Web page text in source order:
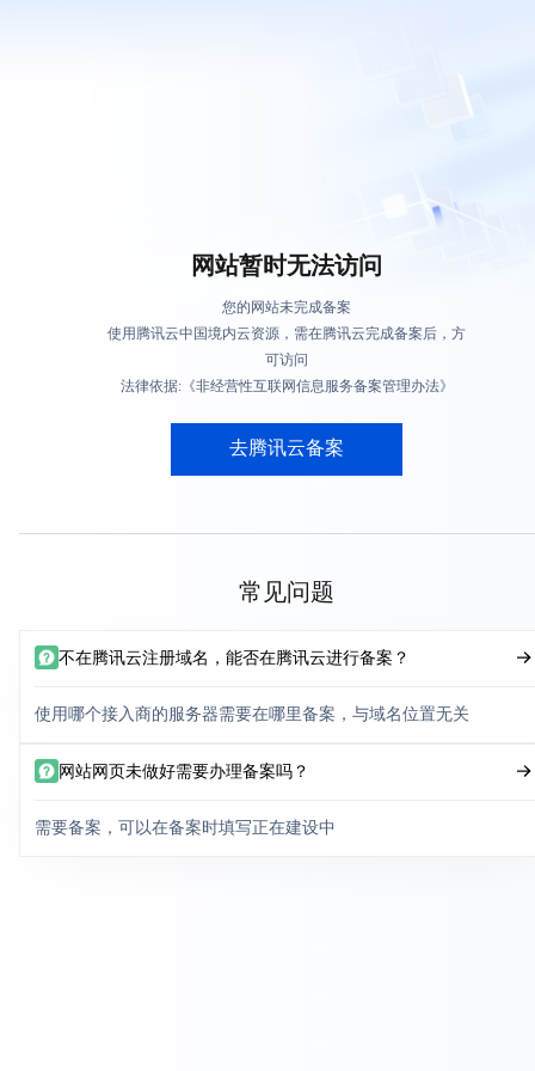
网站暂时无法访问
您的网站未完成备案
使用腾讯云中国境内云资源，需在腾讯云完成备案后，方
可访问
法律依据:《非经营性互联网信息服务备案管理办法》
去腾讯云备案
常见问题
不在腾讯云注册域名，能否在腾讯云进行备案？
使用哪个接入商的服务器需要在哪里备案，与域名位置无关
网站网页未做好需要办理备案吗？
需要备案，可以在备案时填写正在建设中